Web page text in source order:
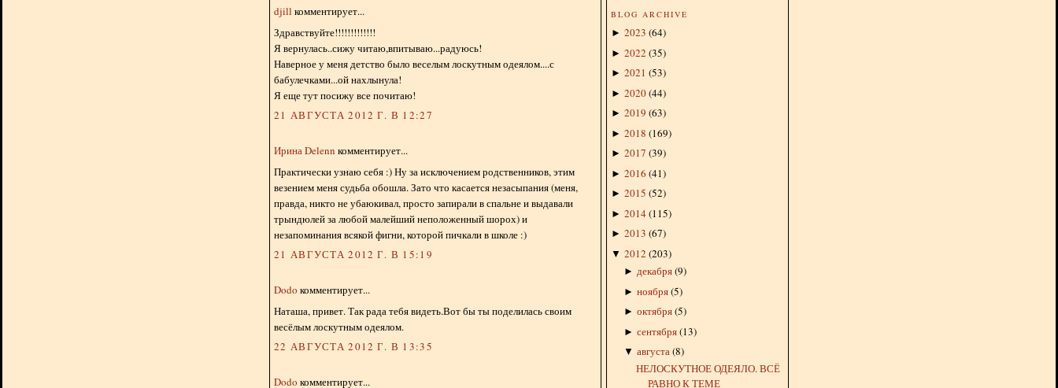
djill комментирует...
Здравствуйте!!!!!!!!!!!!!
Я вернулась..сижу читаю,впитываю...радуюсь!
Наверное у меня детство было веселым лоскутным одеялом....с
бабулечками...ой нахлынула!
Я еще тут посижу все почитаю!
21 АВГУСТА 2012 Г. В 12:27
Ирина Delenn комментирует...
Практически узнаю себя :) Ну за исключением родственников, этим
везением меня судьба обошла. Зато что касается незасыпания (меня,
правда, никто не убаюкивал, просто запирали в спальне и выдавали
трындюлей за любой малейший неположенный шорох) и
незапоминания всякой фигни, которой пичкали в школе :)
21 АВГУСТА 2012 Г. В 15:19
Dodo комментирует...
Наташа, привет. Так рада тебя видеть.Вот бы ты поделилась своим
весёлым лоскутным одеялом.
22 АВГУСТА 2012 Г. В 13:35
Dodo комментирует...
BLOG ARCHIVE
► 2023 (64)
► 2022 (35)
► 2021 (53)
► 2020(44)
► 2019 (63)
► 2018 (169)
► 2017 (39)
► 2016 (41)
► 2015 (52)
► 2014 (115)
► 2013 (67)
▼ 2012 (203)
► декабря(9)
► ноября(5)
► октября(5)
► сентября(13)
▼ августа(8)
НЕЛОСКУТНОЕ ОДЕЯЛО. ВСЁ
РАВНО К ТЕМЕ